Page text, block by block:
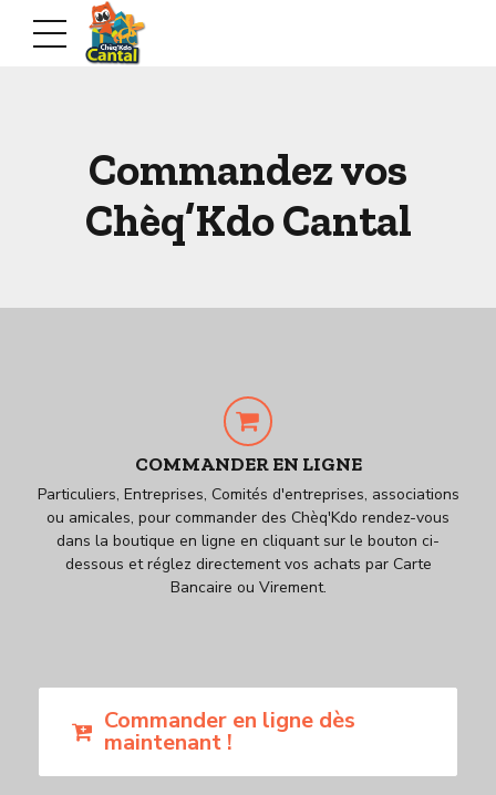
Commandez vos
Chèq’Kdo Cantal
COMMANDER EN LIGNE
Particuliers, Entreprises, Comités d'entreprises, associations
ou amicales, pour commander des Chèq'Kdo rendez-vous
dans la boutique en ligne en cliquant sur le bouton ci-
dessous et réglez directement vos achats par Carte
Bancaire ou Virement.
Commander en ligne dès
maintenant !